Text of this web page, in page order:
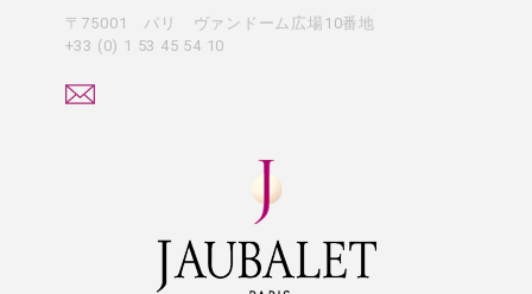
〒75001 パリ ヴァンドーム広場10番地
+33 (0) 1 53 45 54 10